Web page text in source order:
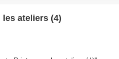
ateliers (4)